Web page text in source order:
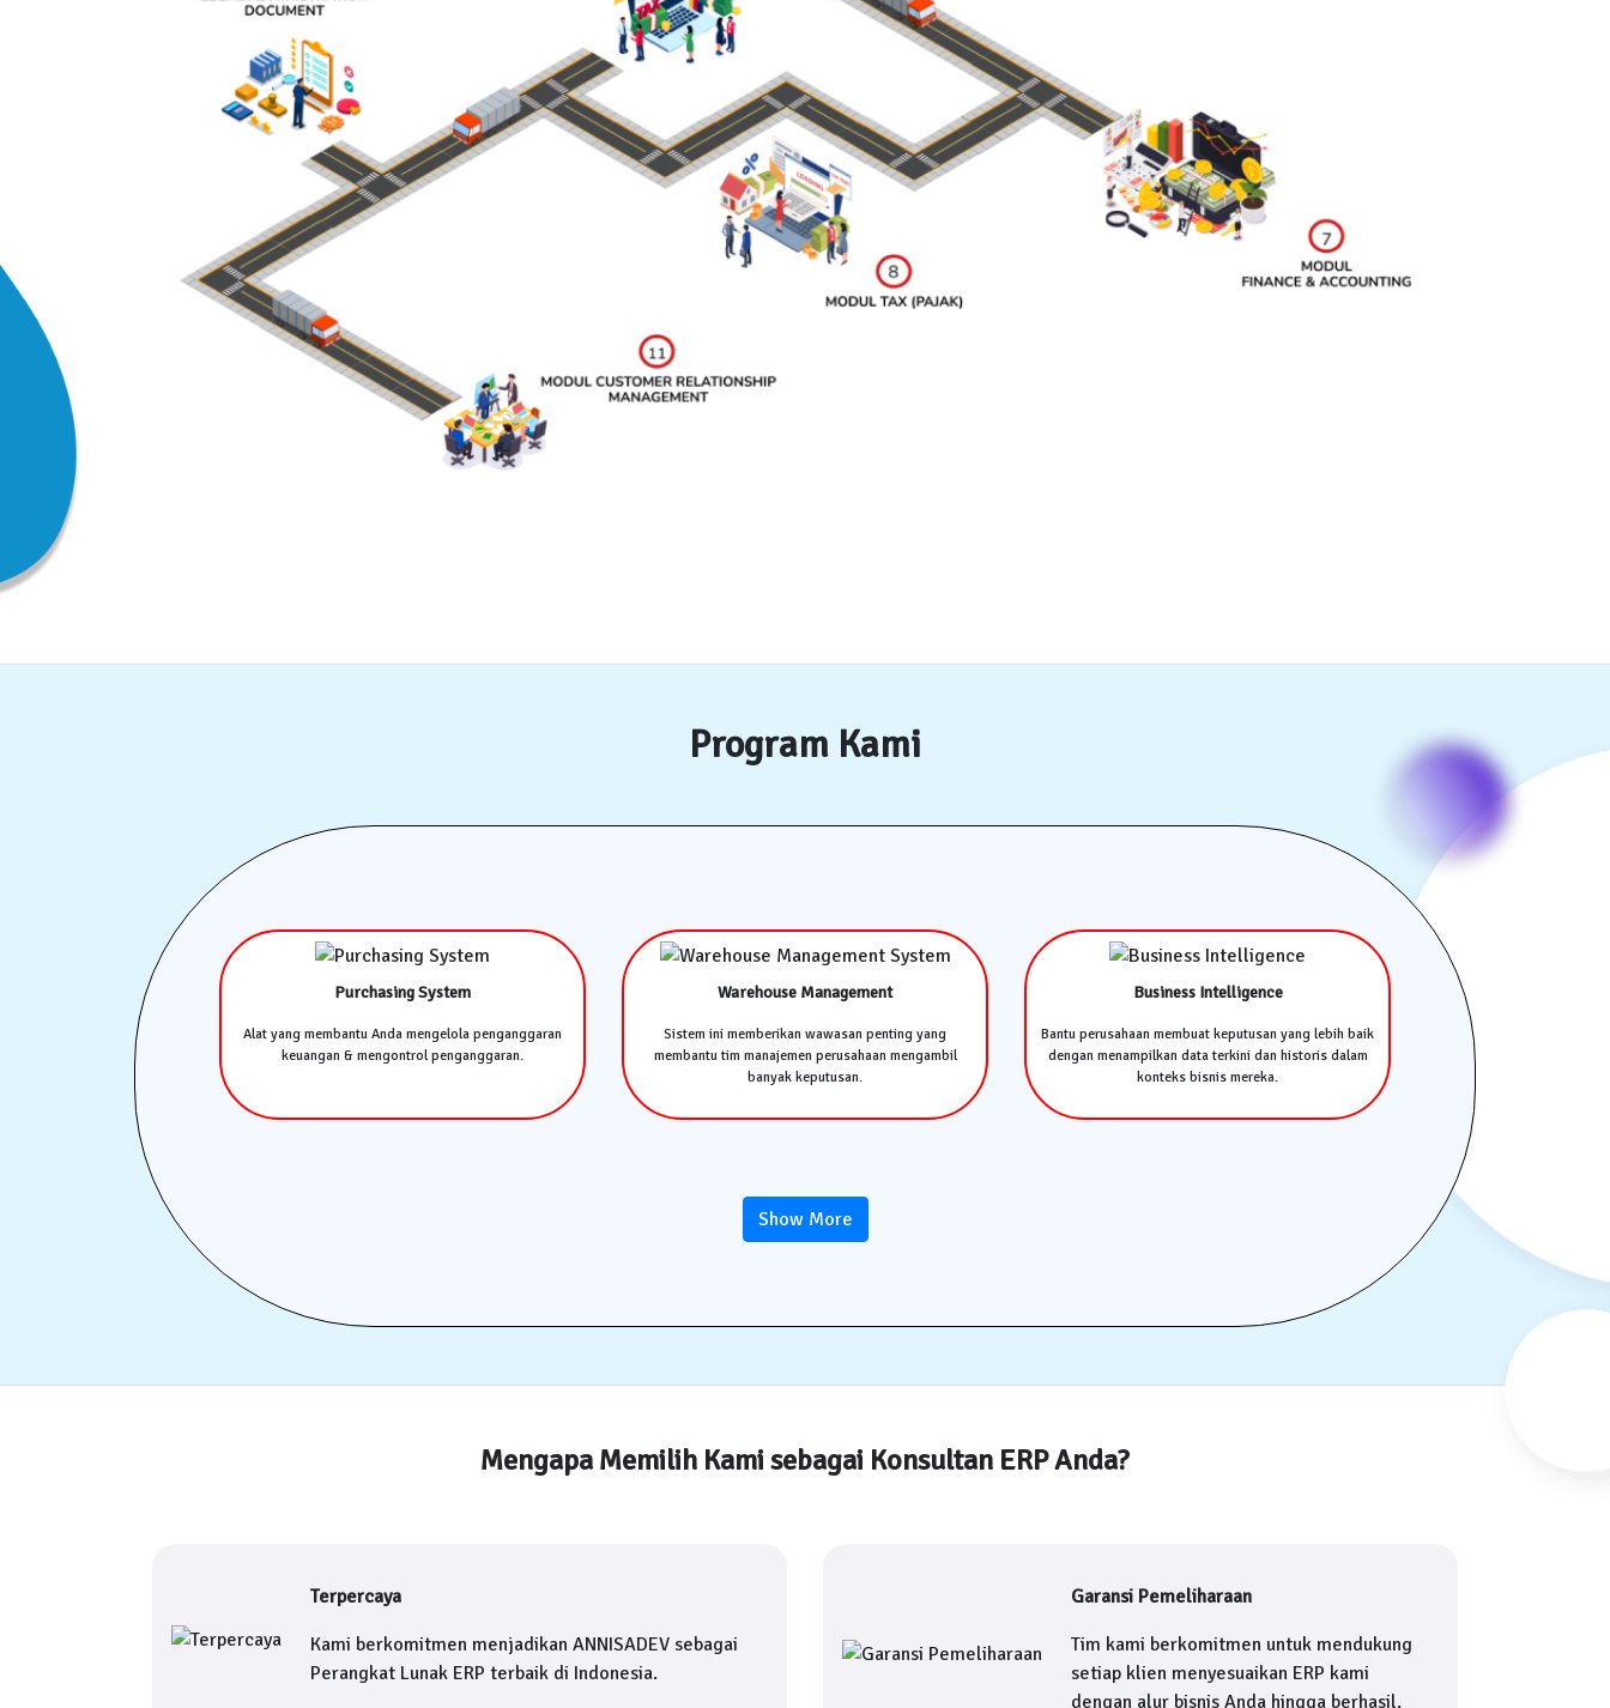
Program Kami
Purchasing System
Alat yang membantu Anda mengelola penganggaran
keuangan & mengontrol penganggaran.
Warehouse Management
Sistem ini memberikan wawasan penting yang
membantu tim manajemen perusahaan mengambil
banyak keputusan.
Business Intelligence
Bantu perusahaan membuat keputusan yang lebih baik
dengan menampilkan data terkini dan historis dalam
konteks bisnis mereka.
Show More
Mengapa Memilih Kami sebagai Konsultan ERP Anda?
Terpercaya
Kami berkomitmen menjadikan ANNISADEV sebagai
Perangkat Lunak ERP terbaik di Indonesia.
Garansi Pemeliharaan
Tim kami berkomitmen untuk mendukung
setiap klien menyesuaikan ERP kami
dengan alur bisnis Anda hingga berhasil.